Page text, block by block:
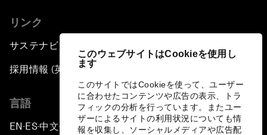
このウェブサイトはCookieを使用し
ます
このサイトではCookieを使って、ユーザー
に合わせたコンテンツや広告の表示、トラ
フィックの分析を行っています。またユー
ザーによるサイトの利用状況についても情
報を収集し、ソーシャルメディアや広告配
リンク
サステナビリティへの取り組み
採用情報 (英語のみ)
言語
EN ▪ ES▪中文▪ 日本語